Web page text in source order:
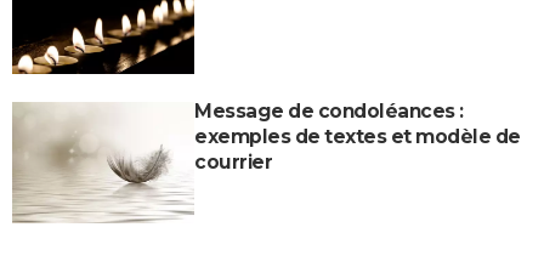
Message de condoléances :
exemples de textes et modèle de
courrier